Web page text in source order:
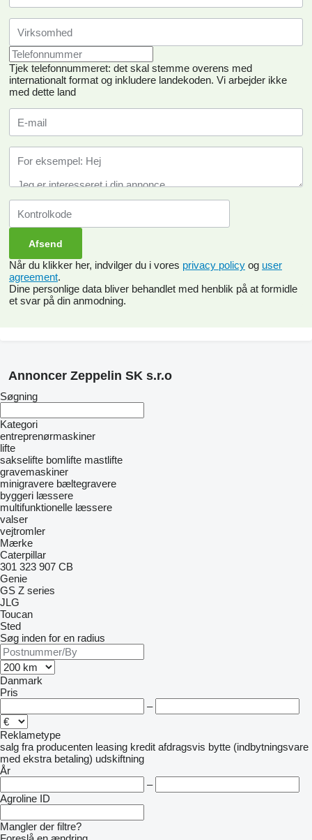
Tjek telefonnummeret: det skal stemme overens med
internationalt format og inkludere landekoden. Vi arbejder ikke
med dette land
Når du klikker her, indvilger du i vores privacy policy og user
agreement.
Dine personlige data bliver behandlet med henblik på at formidle
et svar på din anmodning.
Annoncer Zeppelin SK s.r.o
Søgning
Kategori
entreprenørmaskiner
lifte
sakselifte bomlifte mastlifte
gravemaskiner
minigravere bæltegravere
byggeri læssere
multifunktionelle læssere
valser
vejtromler
Mærke
Caterpillar
301 323 907 CB
Genie
GS Z series
JLG
Toucan
Sted
Søg inden for en radius
Danmark
Pris
–
Reklametype
salg fra producenten leasing kredit afdragsvis bytte (indbytningsvare
med ekstra betaling) udskiftning
År
–
Agroline ID
Mangler der filtre?